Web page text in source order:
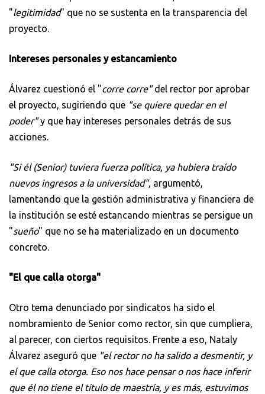
"legitimidad" que no se sustenta en la transparencia del
proyecto.
Intereses personales y estancamiento
Álvarez cuestionó el "corre corre"del rector por aprobar
el proyecto, sugiriendo que "se quiere quedar en el
poder"y que hay intereses personales detrás de sus
acciones.
"Si él (Senior) tuviera fuerza política, ya hubiera traído
nuevos ingresos a la universidad", argumentó,
lamentando que la gestión administrativa y financiera de
la institución se esté estancando mientras se persigue un
"sueño" que no se ha materializado en un documento
concreto.
"El que calla otorga"
Otro tema denunciado por sindicatos ha sido el
nombramiento de Senior como rector, sin que cumpliera,
al parecer, con ciertos requisitos. Frente a eso, Nataly
Álvarez aseguró que "el rector no ha salido a desmentir, y
el que calla otorga. Eso nos hace pensar o nos hace inferir
que él no tiene el título de maestría, y es más, estuvimos